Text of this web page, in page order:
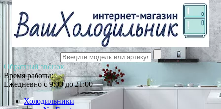
Обратный звонок
Время работы:
Ежедневно с 9:00 до 21:00
Холодильники